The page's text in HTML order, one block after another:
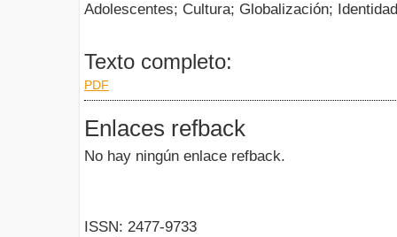
Adolescentes; Cultura; Globalización;
Texto completo:
PDF
Enlaces refback
No hay ningún enlace refback.
ISSN: 2477-9733